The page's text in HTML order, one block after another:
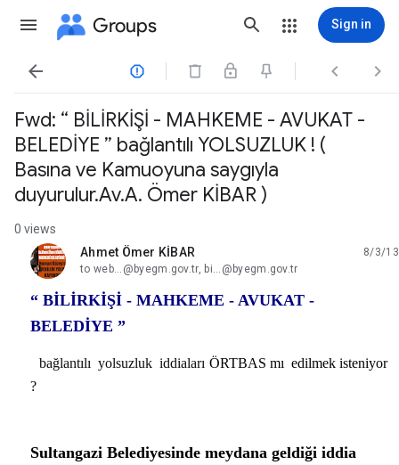
Groups Sign in
   
Fwd: “ BİLİRKİŞİ - MAHKEME - AVUKAT -
BELEDİYE ” bağlantılı YOLSUZLUK ! (
Basına ve Kamuoyuna saygıyla
duyurulur.Av.A. Ömer KİBAR )
0 views
Ahmet Ömer KİBAR
unread,
8/3/13
to web...@byegm.gov.tr, bi...@byegm.gov.tr
“ BİLİRKİŞİ - MAHKEME - AVUKAT -
BELEDİYE ”
bağlantılı yolsuzluk iddiaları ÖRTBAS mı edilmek isteniyor
?
Sultangazi Belediyesinde meydana geldiği iddia